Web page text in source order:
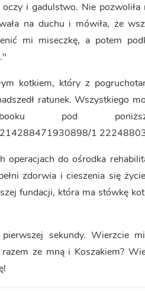
i gadulstwo. Nie
na duchu i mówiła, że
mi miseczkę, a potem
kotkiem, który z
ratunek. Wszystkiego
pod
1
operacjach do ośrodka
zdorwia i cieszenia się
fundacji, która ma stówkę
sekundy. Wierzcie
ze mną i Koszakiem?